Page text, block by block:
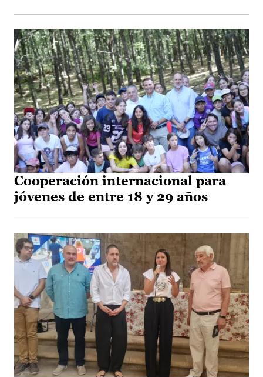
Cooperación internacional para
jóvenes de entre 18 y 29 años